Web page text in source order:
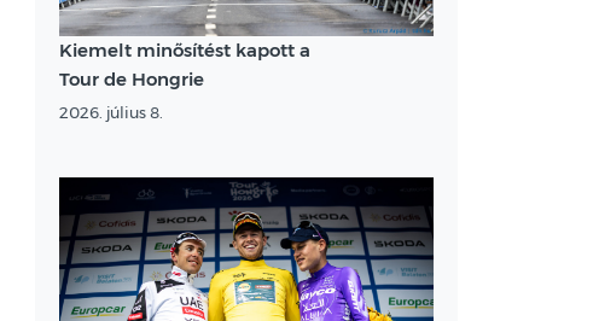
Kiemelt minősítést kapott a
Tour de Hongrie
2026. július 8.